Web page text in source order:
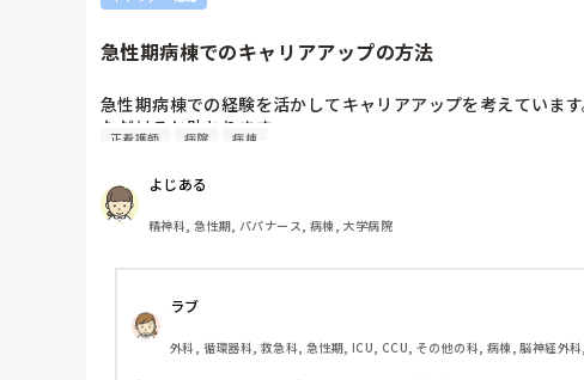
急性期病棟でのキャリアアップの方法
急性期病棟での経験を活かしてキャリアアップを考えていま
ただけると助かります。
正看護師 病院 病棟
よじある
精神科, 急性期, パパナース, 病棟, 大学病院
ラブ
外科, 循環器科, 救急科, 急性期, ICU, CCU, その他の科, 病棟, 脳神経外